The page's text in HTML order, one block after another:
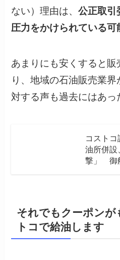
ない）理由は、公正取引
圧力をかけられている
あまりにも安くすると
り、地域の石油販売業
対する声も過去にはあっ
コスト
油所併設
撃」 御
それでもクーポンが
トコで給油します